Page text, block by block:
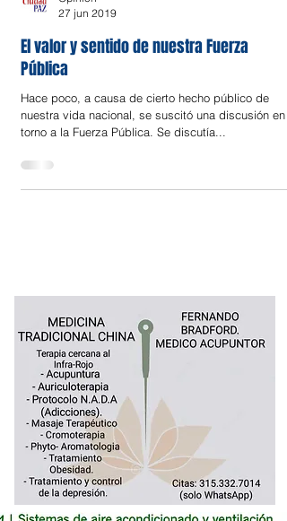
Opinión
27 jun 2019
Pública
Hace poco, a causa de cierto hecho público de
torno a la Fuerza Pública. Se discutía...